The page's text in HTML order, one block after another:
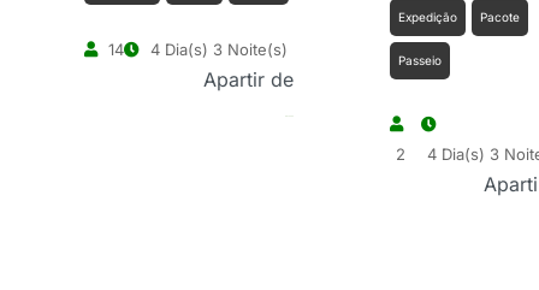
14 4 Dia(s) 3 Noite(s)
Apartir de
Expedição Pacote
Passeio
2 4 Dia(s) 3